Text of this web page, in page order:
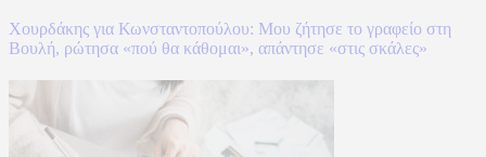
Χουρδάκης για Κωνσταντοπούλου: Μου ζήτησε το γραφείο στη
Βουλή, ρώτησα «πού θα κάθομαι», απάντησε «στις σκάλες»